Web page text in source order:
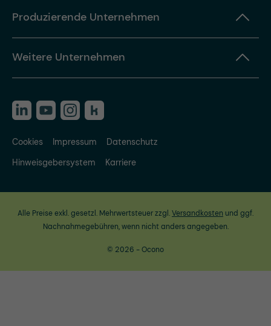
Produzierende Unternehmen
Weitere Unternehmen
Cookies Impressum
Datenschutz
Hinweisgebersystem
Karriere
Alle Preise exkl. gesetzl. Mehrwertsteuer zzgl.Versandkosten und ggf.
Nachnahmegebühren, wenn nicht anders angegeben.
© 2026 - Ocono